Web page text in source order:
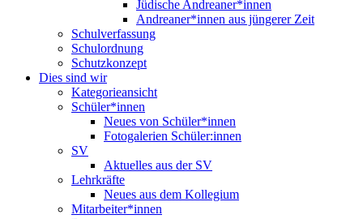
Jüdische Andreaner*innen
Andreaner*innen aus jüngerer Zeit
Schulverfassung
Schulordnung
Schutzkonzept
Dies sind wir
Kategorieansicht
Schüler*innen
Neues von Schüler*innen
Fotogalerien Schüler:innen
SV
Aktuelles aus der SV
Lehrkräfte
Neues aus dem Kollegium
Mitarbeiter*innen